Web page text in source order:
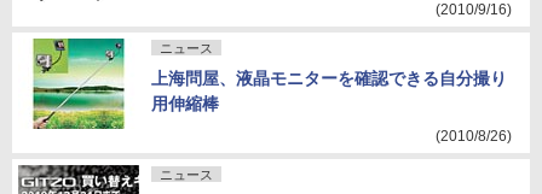
(2010/9/16)
ニュース
上海問屋、液晶モニターを確認できる自分撮り
用伸縮棒
(2010/8/26)
ニュース